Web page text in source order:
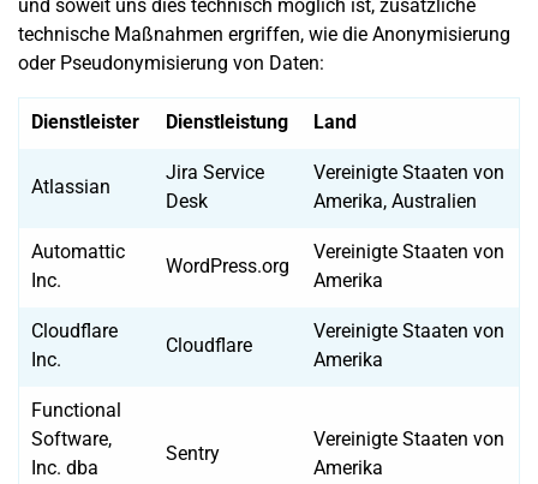
und soweit uns dies technisch möglich ist, zusätzliche
technische Maßnahmen ergriffen, wie die Anonymisierung
oder Pseudonymisierung von Daten:
Dienstleister Dienstleistung Land
Atlassian
Jira Service
Desk
Vereinigte Staaten von
Amerika, Australien
Automattic
Inc.
WordPress.org
Vereinigte Staaten von
Amerika
Cloudflare
Inc.
Cloudflare
Vereinigte Staaten von
Amerika
Functional
Software,
Inc. dba
Sentry
Vereinigte Staaten von
Amerika